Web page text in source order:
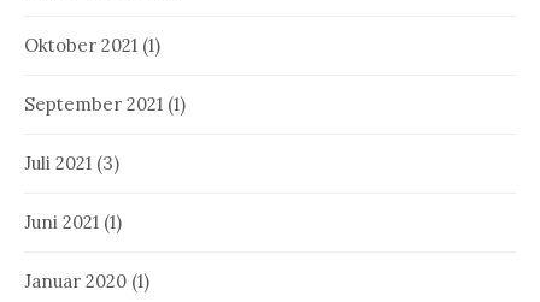
Oktober 2021 (1)
September 2021 (1)
Juli 2021 (3)
Juni 2021 (1)
Januar 2020 (1)